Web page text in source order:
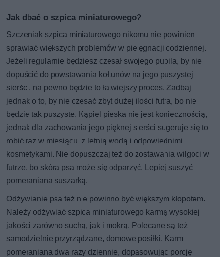
Jak dbać o szpica miniaturowego?
Szczeniak szpica miniaturowego nikomu nie powinien
sprawiać większych problemów w pielęgnacji codziennej.
Jeżeli regularnie będziesz czesał swojego pupila, by nie
dopuścić do powstawania kołtunów na jego puszystej
sierści, na pewno będzie to łatwiejszy proces. Zadbaj
jednak o to, by nie czesać zbyt dużej ilości futra, bo nie
będzie tak puszyste. Kąpiel pieska nie jest koniecznością,
jednak dla zachowania jego pięknej sierści sugeruje się to
robić raz w miesiącu, z letnią wodą i odpowiednimi
kosmetykami. Nie dopuszczaj też do zostawania wilgoci w
futrze, bo skóra psa może się odparzyć. Lepiej suszyć
pomeraniana suszarką.
Odżywianie psa też nie powinno być większym kłopotem.
Należy odżywiać szpica miniaturowego karmą wysokiej
jakości zarówno suchą, jak i mokrą. Polecane są też
samodzielnie przyrządzane, domowe posiłki. Karm
pomeraniana dwa razy dziennie, dopasowując porcję